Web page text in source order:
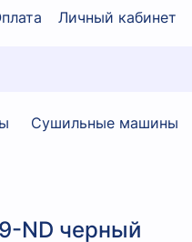
Личный кабинет
Сушильные машины
ND черный